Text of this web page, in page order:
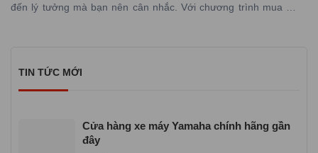
đến lý tưởng mà bạn nên cân nhắc. Với chương trình mua xe
tiện ích.
TIN TỨC MỚI
Cửa hàng xe máy Yamaha chính hãng gần
đây